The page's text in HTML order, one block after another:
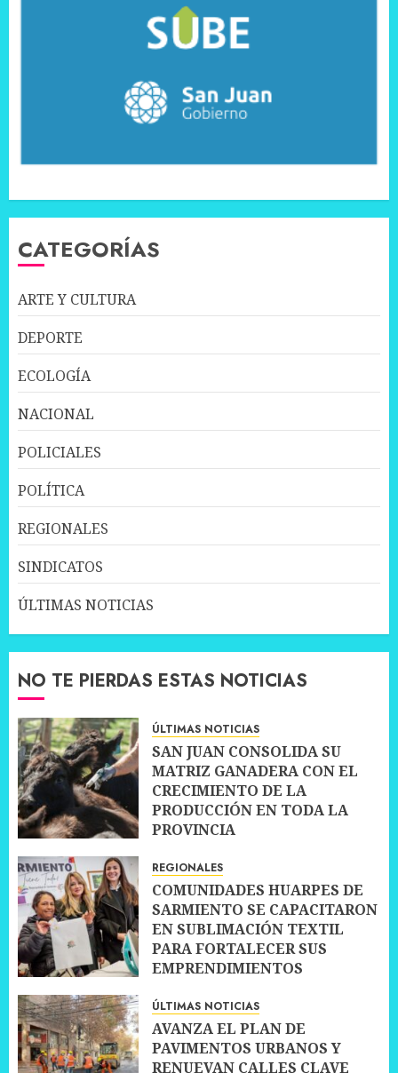
CATEGORÍAS
ARTE Y CULTURA
DEPORTE
ECOLOGÍA
NACIONAL
POLICIALES
POLÍTICA
REGIONALES
SINDICATOS
ÚLTIMAS NOTICIAS
NO TE PIERDAS ESTAS NOTICIAS
ÚLTIMAS NOTICIAS
SAN JUAN CONSOLIDA SU
MATRIZ GANADERA CON EL
CRECIMIENTO DE LA
PRODUCCIÓN EN TODA LA
PROVINCIA
REGIONALES
COMUNIDADES HUARPES DE
SARMIENTO SE CAPACITARON
EN SUBLIMACIÓN TEXTIL
PARA FORTALECER SUS
EMPRENDIMIENTOS
ÚLTIMAS NOTICIAS
AVANZA EL PLAN DE
PAVIMENTOS URBANOS Y
RENUEVAN CALLES CLAVE